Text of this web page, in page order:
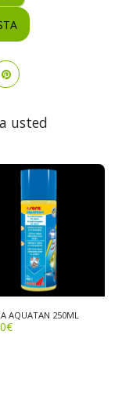
usted
AQUATAN 250ML
€